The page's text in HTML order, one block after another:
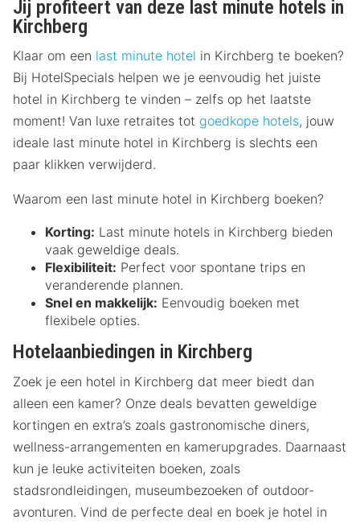
Jij profiteert van deze last minute hotels in
Kirchberg
Klaar om een last minute hotel in Kirchberg te boeken?
Bij HotelSpecials helpen we je eenvoudig het juiste
hotel in Kirchberg te vinden – zelfs op het laatste
moment! Van luxe retraites tot goedkope hotels, jouw
ideale last minute hotel in Kirchberg is slechts een
paar klikken verwijderd.
Waarom een last minute hotel in Kirchberg boeken?
Korting: Last minute hotels in Kirchberg bieden
vaak geweldige deals.
Flexibiliteit: Perfect voor spontane trips en
veranderende plannen.
Snel en makkelijk: Eenvoudig boeken met
flexibele opties.
Hotelaanbiedingen in Kirchberg
Zoek je een hotel in Kirchberg dat meer biedt dan
alleen een kamer? Onze deals bevatten geweldige
kortingen en extra’s zoals gastronomische diners,
wellness-arrangementen en kamerupgrades. Daarnaast
kun je leuke activiteiten boeken, zoals
stadsrondleidingen, museumbezoeken of outdoor-
avonturen. Vind de perfecte deal en boek je hotel in